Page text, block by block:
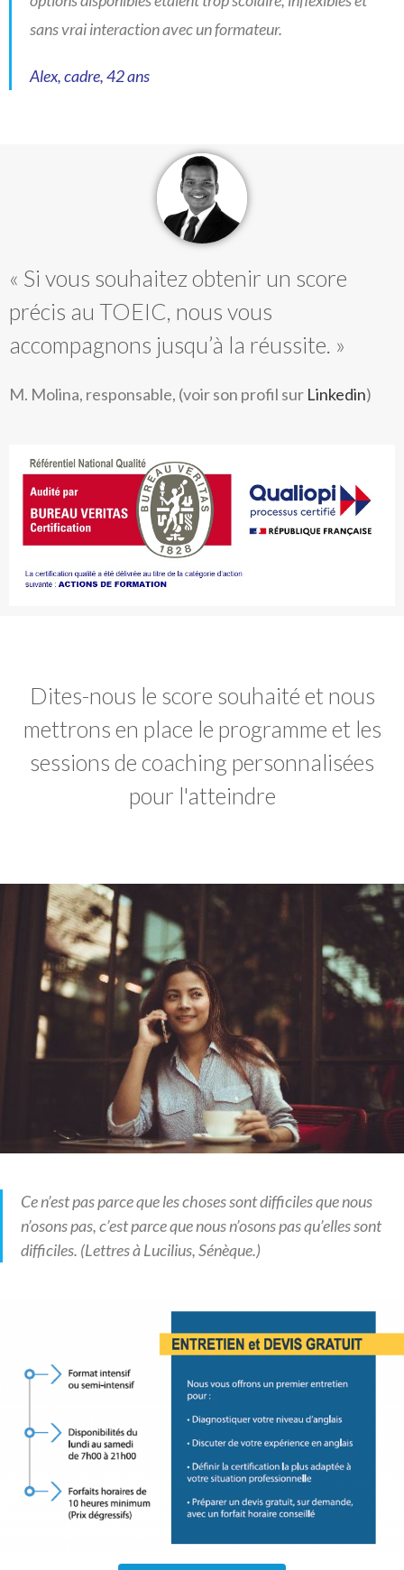
sans vrai interaction avec un formateur.
Alex, cadre, 42 ans
« Si vous souhaitez obtenir un score
précis au TOEIC, nous vous
accompagnons jusqu’à la réussite. »
M. Molina, responsable, (voir son profil sur Linkedin)
Dites-nous le score souhaité et nous
mettrons en place le programme et les
sessions de coaching personnalisées
pour l'atteindre
Ce n’est pas parce que les choses sont difficiles que nous
n’osons pas, c’est parce que nous n’osons pas qu’elles sont
difficiles. (Lettres à Lucilius, Sénèque.)